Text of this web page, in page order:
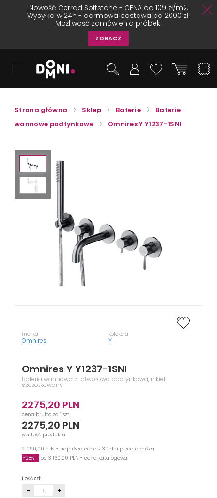
Nowość Cerrad Softstone - CENA od 109 zł/m2.
Wysyłka w 24h - darmowa dostawa od 2000 zł!
Możliwość zamówienia próbek!
ZOBACZ
Strona główna Sklep Baterie
Baterie
wannowe podtynkowe
Omnires Y Y1237-1SNI
marka
Omnires
kolekcja
Y
Omnires Y Y1237-1SNI
Bateria wannowa 5-otworowa podtynkowa, nikiel
szczotkowany
2275,20 PLN
cena brutto za 1 szt.
2275,20 PLN
wartość produktu
2 090,00 PLN - najniższa cena z 30 dni przed obniżką
-28%
od 3 160,00 PLN - cena katalogowa
ilość szt.
- +